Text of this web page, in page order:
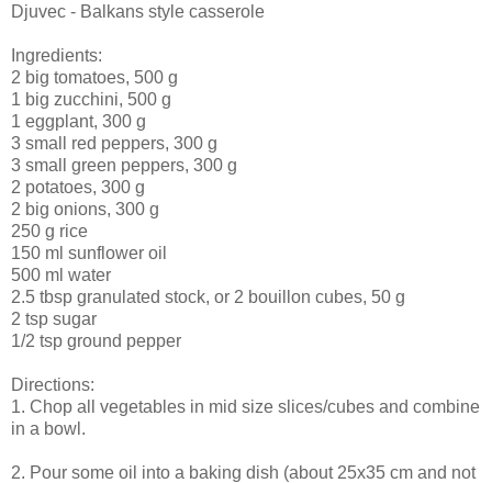
Djuvec - Balkans style casserole
Ingredients:
2 big tomatoes, 500 g
1 big zucchini, 500 g
1 eggplant, 300 g
3 small red peppers, 300 g
3 small green peppers, 300 g
2 potatoes, 300 g
2 big onions, 300 g
250 g rice
150 ml sunflower oil
500 ml water
2.5 tbsp granulated stock, or 2 bouillon cubes, 50 g
2 tsp sugar
1/2 tsp ground pepper
Directions:
1. Chop all vegetables in mid size slices/cubes and combine
in a bowl.
2. Pour some oil into a baking dish (about 25x35 cm and not